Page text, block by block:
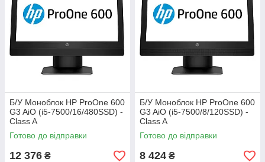
Б/У Моноблок HP ProOne 600
G3 AiO (i5-7500/16/480SSD) -
Class A
Готово до відправки
12 376 ₴
Б/У Моноблок HP ProOne 600
G3 AiO (i5-7500/8/120SSD) -
Class A
Готово до відправки
8 424 ₴